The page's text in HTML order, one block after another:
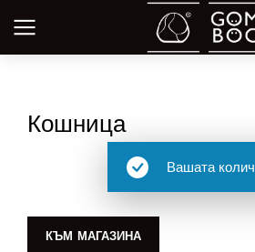
Кошница
Вашата
КЪМ МАГАЗИНА